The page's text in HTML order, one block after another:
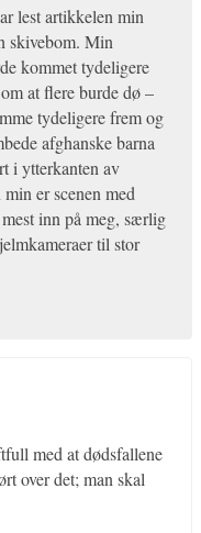
lest artikkelen min
skivebom. Min
kommet tydeligere
at flere burde dø –
tydeligere frem og
afghanske barna
i ytterkanten av
er scenen med
inn på meg, særlig
til stor
med at dødsfallene
over det; man skal